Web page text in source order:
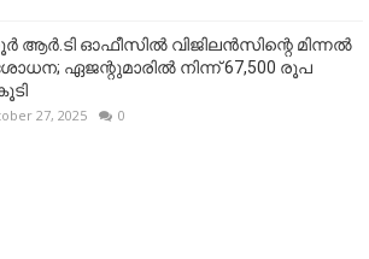
ആര്‍.ടി ഓഫീസില്‍ വിജിലൻസിന്റെ മിന്നല്‍
ഏജന്റുമാരില്‍ നിന്ന് 67,500 രൂപ
27, 2025 0